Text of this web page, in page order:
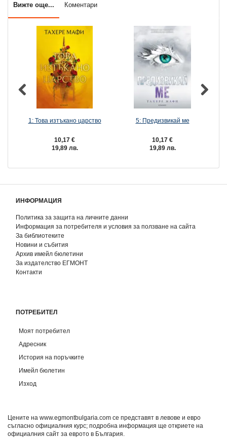
Вижте още... Коментари
1: Това изтъкано царство
10,17 €
19,89 лв.
5: Предизвикай ме
10,17 €
19,89 лв.
ИНФОРМАЦИЯ
Политика за защита на личните данни
Информация за потребителя и условия за ползване на сайта
За библиотеките
Новини и събития
Архив имейл бюлетини
За издателство ЕГМОНТ
Контакти
ПОТРЕБИТЕЛ
Моят потребител
Адресник
История на поръчките
Имейл бюлетин
Изход
Цените на www.egmontbulgaria.com се представят в левове и евро
съгласно официалния курс; подробна информация ще откриете на
официалния сайт за еврото в България